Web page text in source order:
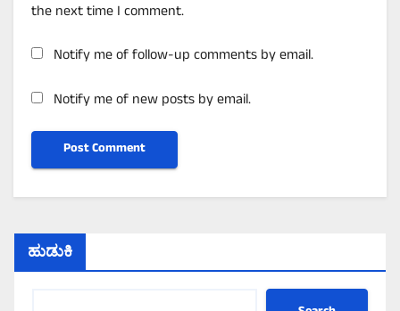
the next time I comment.
Notify me of follow-up comments by email.
Notify me of new posts by email.
ಹುಡುಕಿ